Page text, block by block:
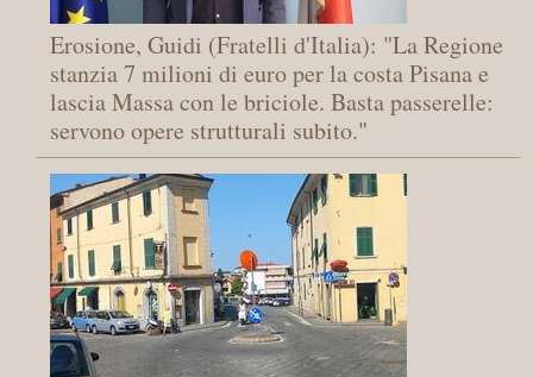
Erosione, Guidi (Fratelli d'Italia): "La Regione
stanzia 7 milioni di euro per la costa Pisana e
lascia Massa con le briciole. Basta passerelle:
servono opere strutturali subito."